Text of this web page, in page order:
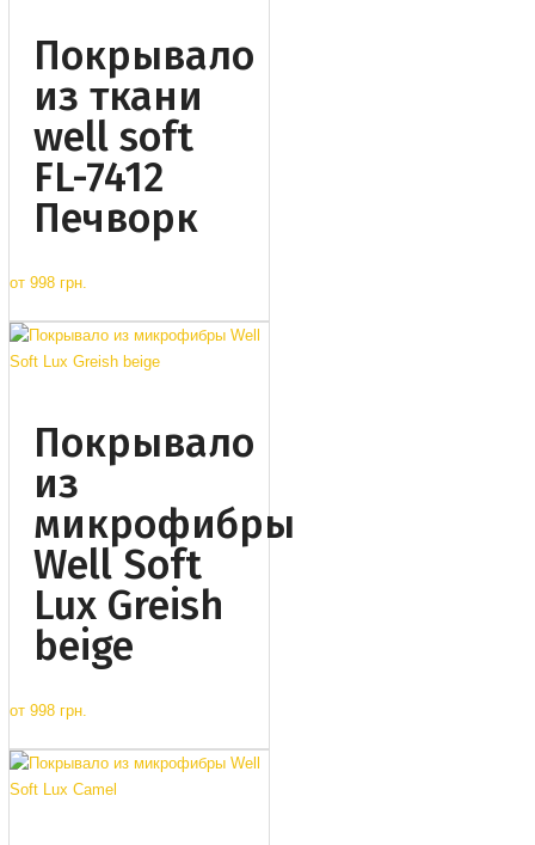
Покрывало
из ткани
well soft
FL-7412
Печворк
от 998 грн.
Покрывало
из
микрофибры
Well Soft
Lux Greish
beige
от 998 грн.